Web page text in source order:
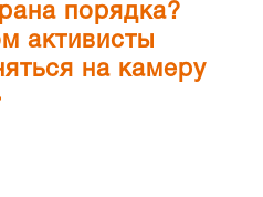
порядка?
активисты
на камеру